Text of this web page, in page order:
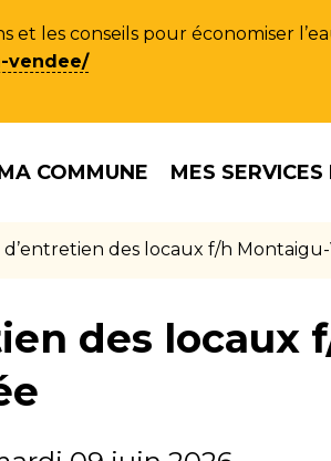
et les conseils pour économiser
vendee/
COMMUNE MES
d’entretien des locaux f/h
des locaux